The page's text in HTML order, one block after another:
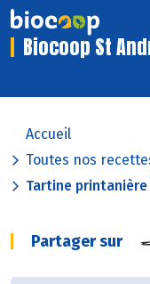
Biocoop St
Accueil
Toutes nos
Tartine
Partager sur